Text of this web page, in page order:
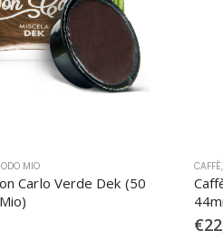
MIO
Carlo Verde Dek (50
CAFFÈ,
€